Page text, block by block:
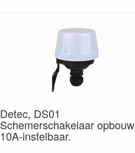
Detec, DS01
Schemerschakelaar opbouw
10A-instelbaar.